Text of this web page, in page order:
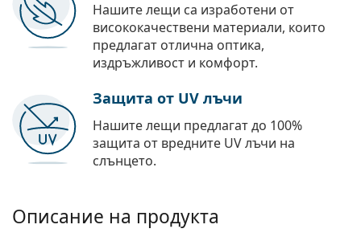
Нашите лещи са изработени от
висококачествени материали, които
предлагат отлична оптика,
издръжливост и комфорт.
Защита от UV лъчи
Нашите лещи предлагат до 100%
защита от вредните UV лъчи на
слънцето.
Описание на продукта